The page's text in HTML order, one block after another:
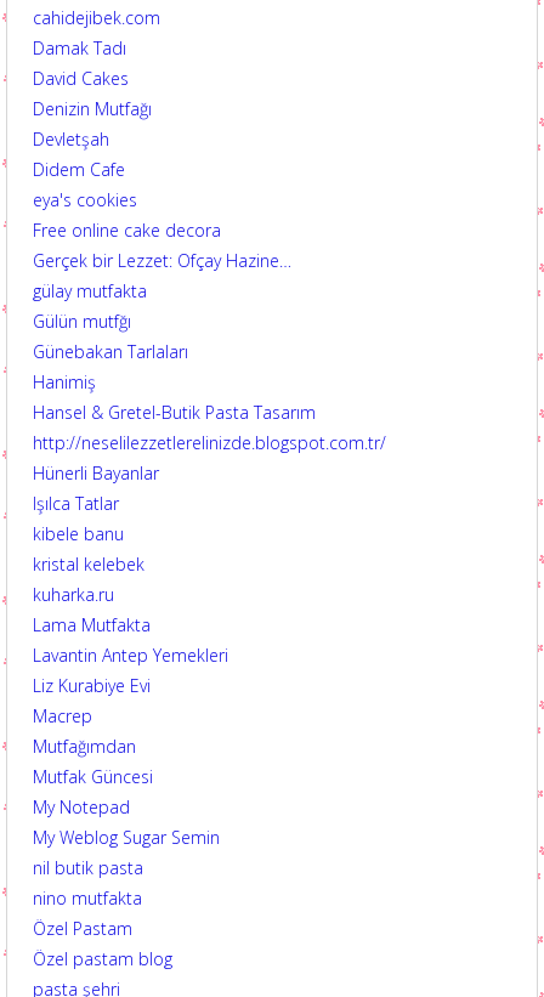
cahidejibek.com
Damak Tadı
David Cakes
Denizin Mutfağı
Devletşah
Didem Cafe
eya's cookies
Free online cake decora
Gerçek bir Lezzet: Ofçay Hazine…
gülay mutfakta
Gülün mutfğı
Günebakan Tarlaları
Hanimiş
Hansel & Gretel-Butik Pasta Tasarım
http://neselilezzetlerelinizde.blogspot.com.tr/
Hünerli Bayanlar
Işılca Tatlar
kibele banu
kristal kelebek
kuharka.ru
Lama Mutfakta
Lavantin Antep Yemekleri
Liz Kurabiye Evi
Macrep
Mutfağımdan
Mutfak Güncesi
My Notepad
My Weblog Sugar Semin
nil butik pasta
nino mutfakta
Özel Pastam
Özel pastam blog
pasta şehri